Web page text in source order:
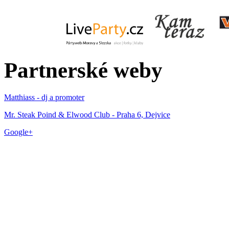
Partnerské weby
Matthiass - dj a promoter
Mr. Steak Poind & Elwood Club - Praha 6, Dejvice
Google+